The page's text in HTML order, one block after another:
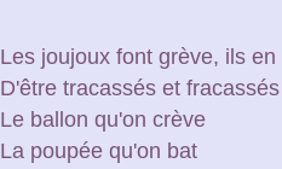
Les joujoux font grève, ils en
D'être tracassés et fracassés
Le ballon qu'on crève
La poupée qu'on bat